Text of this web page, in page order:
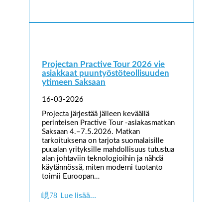
Projectan Practive Tour 2026 vie
asiakkaat puuntyöstöteollisuuden
ytimeen Saksaan
16-03-2026
Projecta järjestää jälleen keväällä
perinteisen Practive Tour -asiakasmatkan
Saksaan 4.–7.5.2026. Matkan
tarkoituksena on tarjota suomalaisille
puualan yrityksille mahdollisuus tutustua
alan johtaviin teknologioihin ja nähdä
käytännössä, miten moderni tuotanto
toimii Euroopan…
Lue lisää…